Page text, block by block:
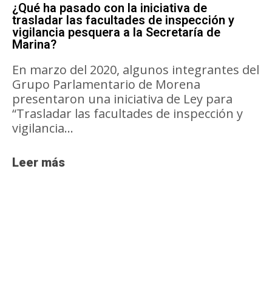
¿Qué ha pasado con la iniciativa de
trasladar las facultades de inspección y
vigilancia pesquera a la Secretaría de
Marina?
En marzo del 2020, algunos integrantes del
Grupo Parlamentario de Morena
presentaron una iniciativa de Ley para
“Trasladar las facultades de inspección y
vigilancia...
Leer más